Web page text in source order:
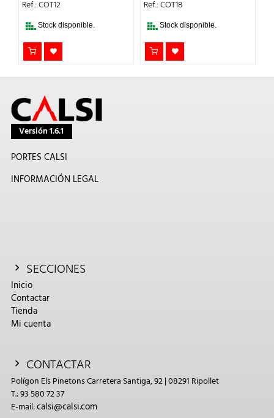
Stock disponible. Stock disponible.
Versión 1.6.1
PORTES CALSI
INFORMACIÓN LEGAL
SECCIONES
Inicio
Contactar
Tienda
Mi cuenta
CONTACTAR
Polígon Els Pinetons Carretera Santiga, 92 | 08291 Ripollet
T.: 93 580 72 37
E-mail:calsi@calsi.com